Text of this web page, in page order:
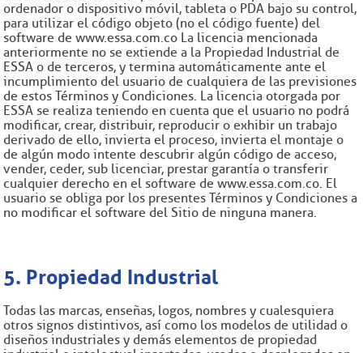
ordenador o dispositivo móvil, tableta o PDA bajo su control,
para utilizar el código objeto (no el código fuente) del
software de www.essa.com.co La licencia mencionada
anteriormente no se extiende a la Propiedad Industrial de
ESSA o de terceros, y termina automáticamente ante el
incumplimiento del usuario de cualquiera de las previsiones
de estos Términos y Condiciones. La licencia otorgada por
ESSA se realiza teniendo en cuenta que el usuario no podrá
modificar, crear, distribuir, reproducir o exhibir un trabajo
derivado de ello, invierta el proceso, invierta el montaje o
de algún modo intente descubrir algún código de acceso,
vender, ceder, sub licenciar, prestar garantía o transferir
cualquier derecho en el software de www.essa.com.co. El
usuario se obliga por los presentes Términos y Condiciones a
no modificar el software del Sitio de ninguna manera.
5. Propiedad Industrial
Todas las marcas, enseñas, logos, nombres y cualesquiera
otros signos distintivos, así como los modelos de utilidad o
diseños industriales y demás elementos de propiedad